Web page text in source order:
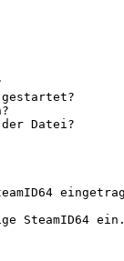
gestartet?
Datei?
SteamID64 ein.